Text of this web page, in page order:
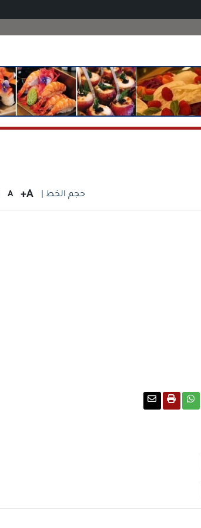
حجم الخط | A+
A